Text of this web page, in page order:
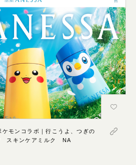
モンコラボ｜行こうよ、つぎの
スキンケアミルク NA